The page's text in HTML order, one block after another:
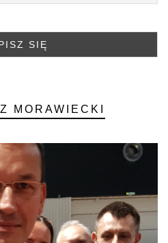
MORAWIECKI